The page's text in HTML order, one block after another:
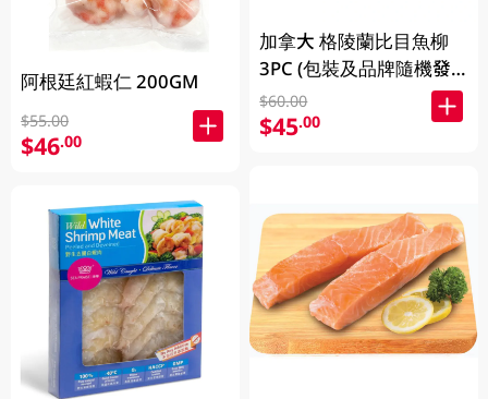
阿根廷紅蝦仁 200GM
$55.00
$46.00
加拿大 格陵蘭比目魚柳
3PC (包裝及品牌隨機發
放)
$60.00
$45.00